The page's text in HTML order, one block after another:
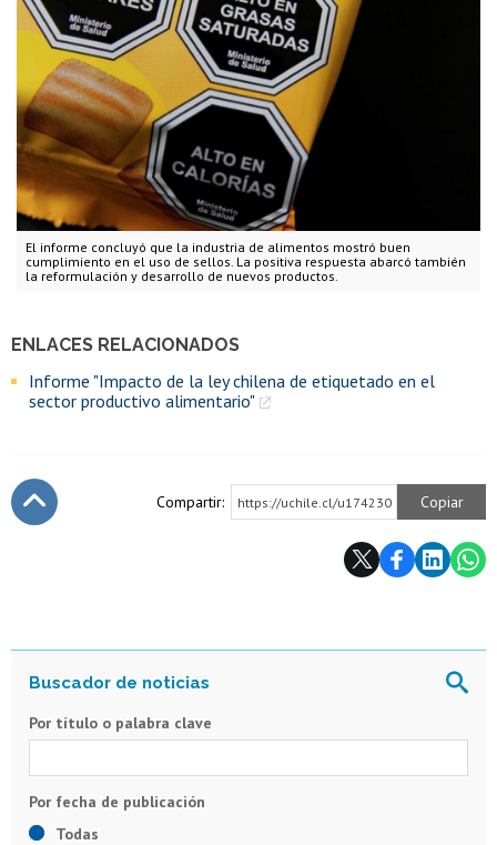
El informe concluyó que la industria de alimentos mostró buen
cumplimiento en el uso de sellos. La positiva respuesta abarcó también
la reformulación y desarrollo de nuevos productos.
ENLACES RELACIONADOS
Informe "Impacto de la ley chilena de etiquetado en el
sector productivo alimentario"
Compartir: https://uchile.cl/u174230 Copiar
Por título o palabra clave
Todas